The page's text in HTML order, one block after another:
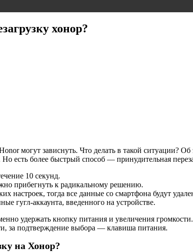
хонор?
могут зависнуть. Что делать в такой ситуации?
есть более быстрый способ — принудительная
10 секунд.
прибегнуть к радикальному решению.
настроек, тогда все данные со смартфона будут
гугл-аккаунта, введенного на устройстве.
удержать кнопку питания и увеличения
за подтверждение выбора — клавиша питания.
на Хонор?